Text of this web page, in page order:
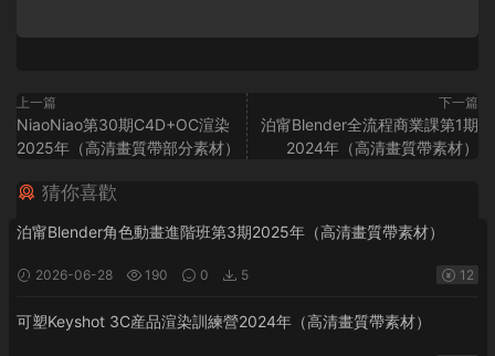
上一篇
NiaoNiao第30期C4D+OC渲染
2025年（高清畫質帶部分素材）
下一篇
泊甯Blender全流程商業課第1期
2024年（高清畫質帶素材）
猜你喜歡
泊甯Blender角色動畫進階班第3期2025年（高清畫質帶素材）
2026-06-28 190 0 5 12
可塑Keyshot 3C産品渲染訓練營2024年（高清畫質帶素材）